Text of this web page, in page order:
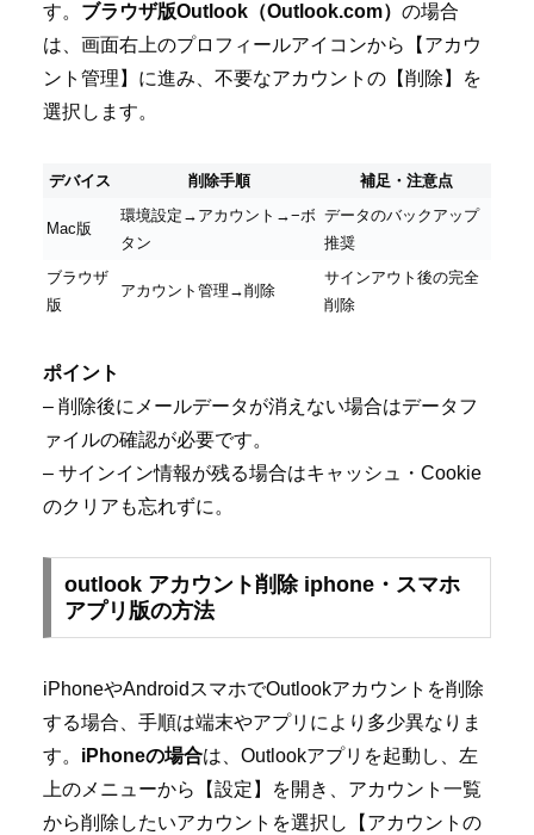
す。 ブラウザ版Outlook（Outlook.com） の場合
は、画面右上のプロフィールアイコンから【アカウ
ント管理】に進み、不要なアカウントの【削除】を
選択します。
デバイス 削除手順 補足・注意点
Mac版
環境設定→アカウント→−ボ
タン
データのバックアップ
推奨
ブラウザ
版
アカウント管理→削除
サインアウト後の完全
削除
ポイント
– 削除後にメールデータが消えない場合はデータフ
ァイルの確認が必要です。
– サインイン情報が残る場合はキャッシュ・Cookie
のクリアも忘れずに。
outlook アカウント削除 iphone・スマホ
アプリ版の方法
iPhoneやAndroidスマホでOutlookアカウントを削除
する場合、手順は端末やアプリにより多少異なりま
す。 iPhoneの場合は、Outlookアプリを起動し、左
上のメニューから【設定】を開き、アカウント一覧
から削除したいアカウントを選択し【アカウントの